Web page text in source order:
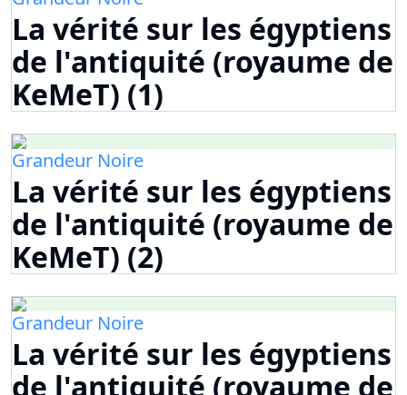
La vérité sur les égyptiens
de l'antiquité (royaume de
KeMeT) (1)
Grandeur Noire
La vérité sur les égyptiens
de l'antiquité (royaume de
KeMeT) (2)
Grandeur Noire
La vérité sur les égyptiens
de l'antiquité (royaume de